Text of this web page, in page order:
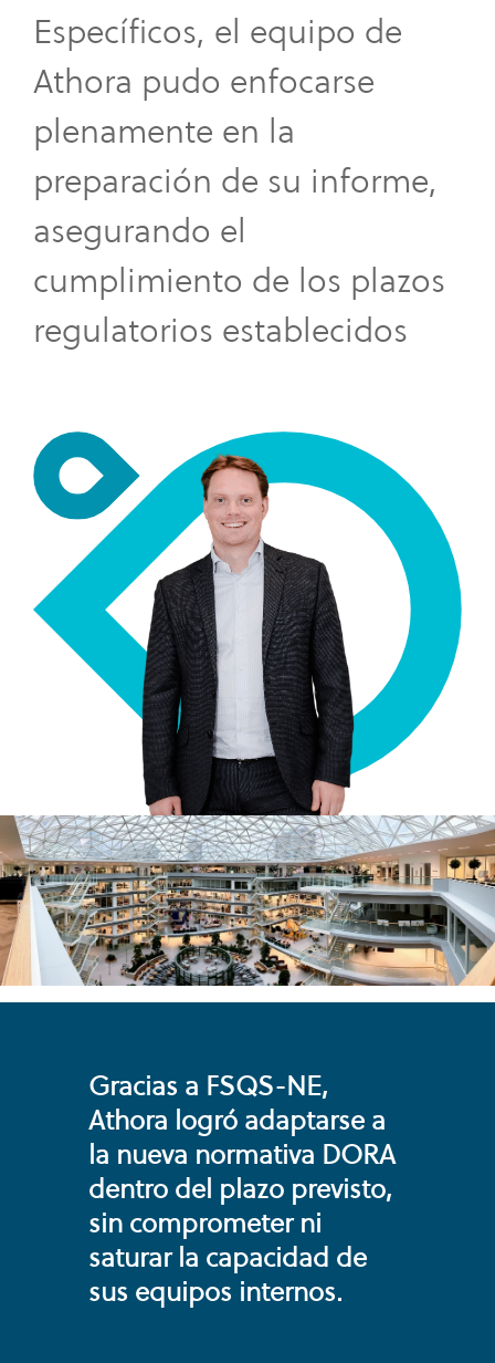
Específicos, el equipo de
Athora pudo enfocarse
plenamente en la
preparación de su informe,
asegurando el
cumplimiento de los plazos
regulatorios establecidos
Gracias a FSQS-NE,
Athora logró adaptarse a
la nueva normativa DORA
dentro del plazo previsto,
sin comprometer ni
saturar la capacidad de
sus equipos internos.